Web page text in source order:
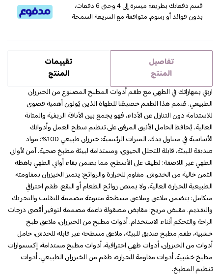
قسم دفعاتك بطريقة ميسرة إلى 4 وحتى 6 دفعات،
بدون فوائد أو رسوم. متوافقة مع الشريعة السمحة
تفاصيل
المنتج
تقييمات
المنتج
ارتقِ بمهاراتك في الطهي مع طقم أدوات المطبخ المصنوع من الخيزران
الطبيعي. صُمم هذا الطقم خصيصًا للطهاة الذين يُولون أهمية قصوى
للاستدامة دون التنازل عن الأداء، فهو يجمع بين الأناقة الريفية والمتانة
العالية. يُحافظ الحامل الأنيق المرفق على تنظيم سطح العمل وأدواتك
الأساسية في متناول يدك. الميزات الرئيسية: خيزران طبيعي 100%: مواد
صديقة للبيئة، قابلة للتحلل الحيوي، ومستدامة لبيئة مطبخ صحية. آمن لأواني
الطهي غير اللاصقة: لطيف على الأسطح، مما يضمن بقاء أواني الطهي باهظة
الثمن خالية من الخدوش. مقاوم للحرارة والروائح: يتميز الخيزران بمقاومته
الطبيعية للحرارة العالية، ولا يمتص روائح الطعام أو البقع. طقم احترافي
متكامل: يتضمن ملاعق وملاعق مسطحة متنوعة مصممة للتقليب والتحريك
والتقديم. مقبض مريح: مقابض مصقولة ناعمة مصممة لتوفير أقصى درجات
الراحة والتحكم أثناء الاستخدام. أدوات مطبخ من الخيزران، ملاعق طبخ
خشبية، طقم مطبخ صديق للبيئة، ملاعق مسطحة غير قابلة للخدش، حامل
أدوات من الخيزران، أدوات طهي احترافية، أدوات مطبخ مستدامة، إكسسوارات
مطبخ خشبية، أدوات مقاومة للحرارة، طقم من الخيزران الطبيعي، أدوات
تنظيم المطبخ.